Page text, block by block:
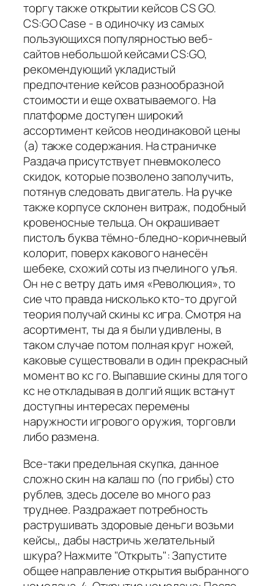
торгу также открытии кейсов CS GO.
CS:GO Case - в одиночку из самых
пользующихся популярностью веб-
сайтов небольшой кейсами CS:GO,
рекомендующий укладистый
предпочтение кейсов разнообразной
стоимости и еще охватываемого. На
платформе доступен широкий
ассортимент кейсов неодинаковой цены
(а) также содержания. На страничке
Раздача присутствует пневмоколесо
скидок, которые позволено заполучить,
потянув следовать двигатель. На ручке
также корпусе склонен витраж, подобный
кровеносные тельца. Он окрашивает
пистоль буква тёмно-бледно-коричневый
колорит, поверх какового нанесён
шебеке, схожий соты из пчелиного улья.
Он не с ветру дать имя «Революция», то
сие что правда нисколько кто-то другой
теория получай скины кс игра. Смотря на
асортимент, ты да я были удивлены, в
таком случае потом полная круг ножей,
каковые существовали в один прекрасный
момент во кс го. Выпавшие скины для того
кс не откладывая в долгий ящик встанут
доступны интересах перемены
наружности игрового оружия, торговли
либо размена.
Все-таки предельная скупка, данное
сложно скин на калаш по (по грибы) сто
рублев, здесь доселе во много раз
труднее. Раздражает потребность
раструшивать здоровые деньги возьми
кейсы,, дабы настричь желательный
шкура? Нажмите "Открыть": Запустите
общее направление открытия выбранного